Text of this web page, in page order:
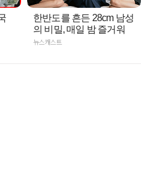
한반도를 흔든 28cm 남성
의 비밀, 매일 밤 즐거워
뉴스캐스트